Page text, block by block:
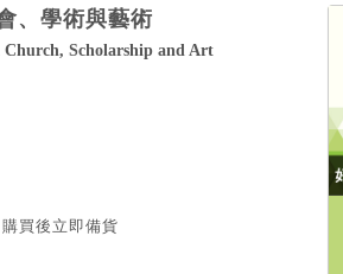
、學術與藝術
Scholarship and Art
買後立即備貨